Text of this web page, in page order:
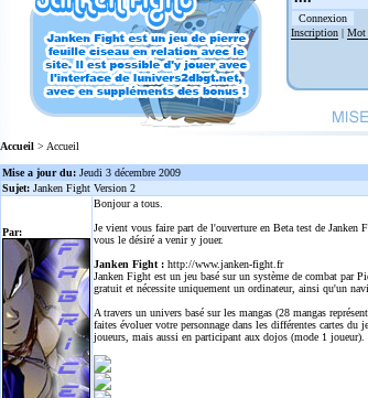
Inscription | Mot
Accueil > Accueil
Mise a jour du: Jeudi 3 décembre 2009
Sujet: Janken Fight Version 2
Par:
Bonjour a tous.
Je vient vous faire part de l'ouverture en Beta test de
vous le désiré a venir y jouer.
Janken Fight : http://www.janken-fight.fr
Janken Fight est un jeu basé sur un système de combat par
gratuit et nécessite uniquement un ordinateur, ainsi qu'un
A travers un univers basé sur les mangas (28 mangas
faites évoluer votre personnage dans les différentes cartes du
joueurs, mais aussi en participant aux dojos (mode 1